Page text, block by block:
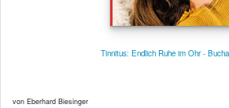
Tinnitus: Endlich Ruhe im Ohr -
von Eberhard Biesinger